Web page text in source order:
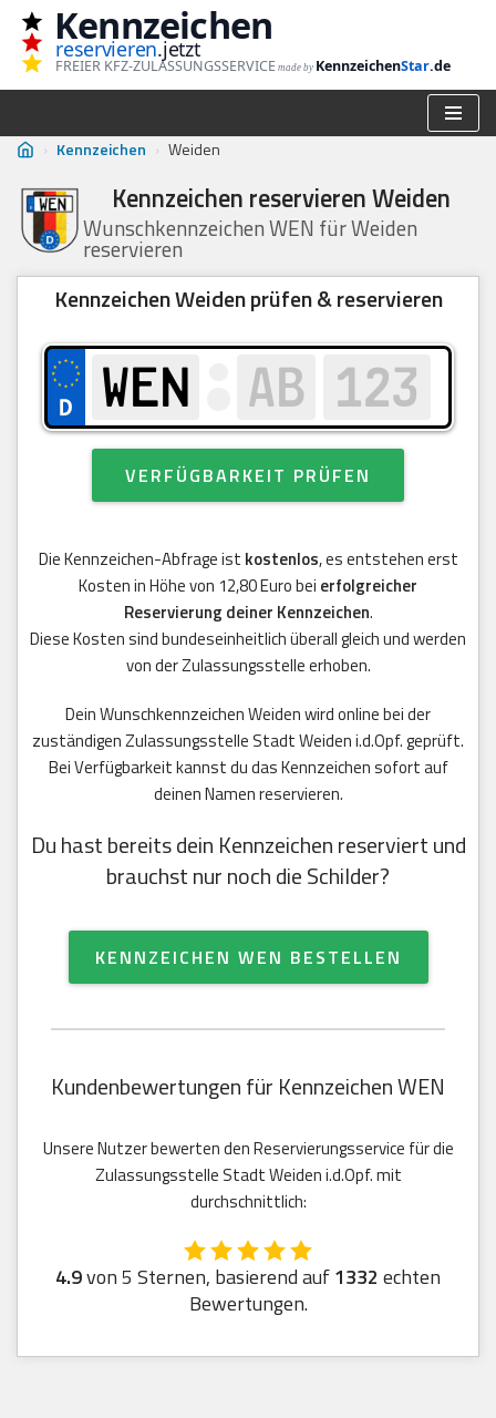
Zum
Inhalt
Kennzeichen
reservieren.jetzt
FREIER KFZ-ZULASSUNGSSERVICE made by KennzeichenStar.de
› Kennzeichen › Weiden
Kennzeichen reservieren Weiden
Wunschkennzeichen WEN für Weiden
reservieren
Kennzeichen Weiden prüfen & reservieren
VERFÜGBARKEIT PRÜFEN
Die Kennzeichen-Abfrage ist kostenlos, es entstehen erst
Kosten in Höhe von 12,80 Euro bei erfolgreicher
Reservierung deiner Kennzeichen.
Diese Kosten sind bundeseinheitlich überall gleich und werden
von der Zulassungsstelle erhoben.
Dein Wunschkennzeichen Weiden wird online bei der
zuständigen Zulassungsstelle Stadt Weiden i.d.Opf. geprüft.
Bei Verfügbarkeit kannst du das Kennzeichen sofort auf
deinen Namen reservieren.
Du hast bereits dein Kennzeichen reserviert und
brauchst nur noch die Schilder?
KENNZEICHEN WEN BESTELLEN
Kundenbewertungen für Kennzeichen WEN
Unsere Nutzer bewerten den Reservierungsservice für die
Zulassungsstelle Stadt Weiden i.d.Opf. mit
durchschnittlich:
4.9von 5 Sternen, basierend auf1332 echten
Bewertungen.